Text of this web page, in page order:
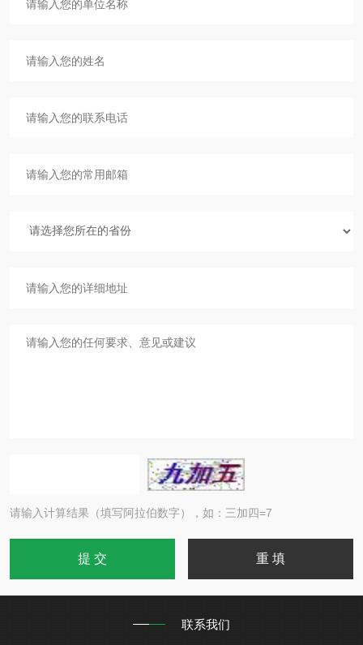
请输入计算结果（填写阿拉伯数字），如：三加四=7
联系我们